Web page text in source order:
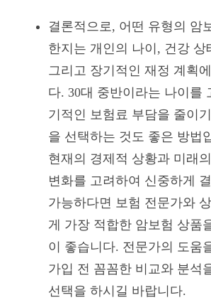
결론적으로, 어떤 유형의 암
한지는 개인의 나이, 건강 상
그리고 장기적인 재정 계획
다. 30대 중반이라는 나이를
기적인 보험료 부담을 줄이
을 선택하는 것도 좋은 방법
현재의 경제적 상황과 미래
변화를 고려하여 신중하게
가능하다면 보험 전문가와
게 가장 적합한 암보험 상품
이 좋습니다. 전문가의 도움
가입 전 꼼꼼한 비교와 분석
선택을 하시길 바랍니다.